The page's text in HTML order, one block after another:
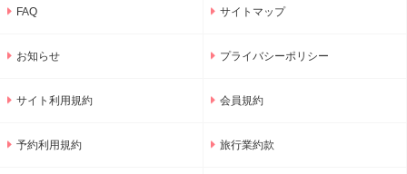
FAQ サイトマップ
お知らせ プライバシーポリシー
サイト利用規約 会員規約
予約利用規約 旅行業約款